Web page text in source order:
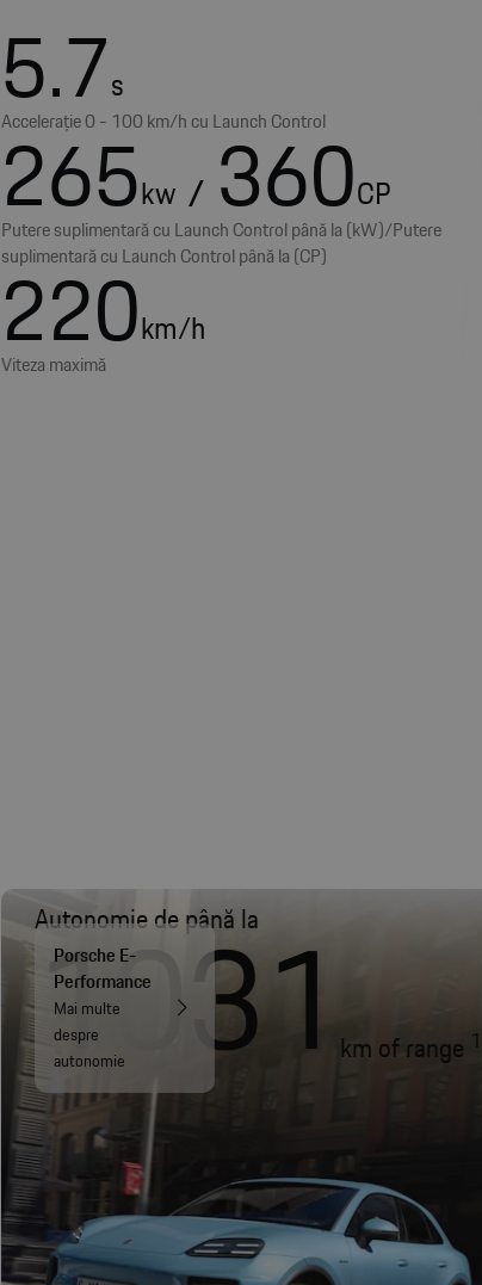
5.7s
Accelerație 0 - 100 km/h cu Launch Control
265kw / 360CP
Putere suplimentară cu Launch Control până la (kW)/Putere
suplimentară cu Launch Control până la (CP)
220km/h
Viteza maximă
Autonomie de până la
1031km of range 1
Porsche E-
Performance
Mai multe
despre
autonomie